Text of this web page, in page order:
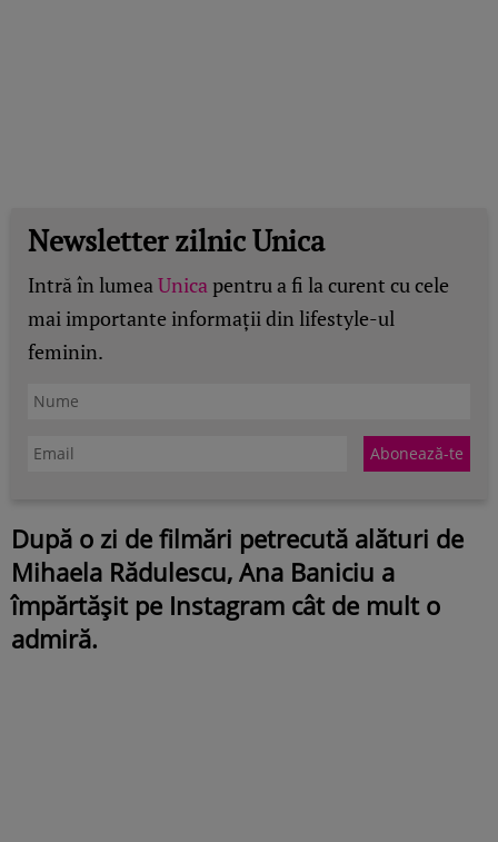
Newsletter zilnic Unica
Intră în lumeaUnicapentru a fi la curent cu cele
mai importante informații din lifestyle-ul
feminin.
După o zi de filmări petrecută alături de
Mihaela Rădulescu, Ana Baniciu a
împărtășit pe Instagram cât de mult o
admiră.